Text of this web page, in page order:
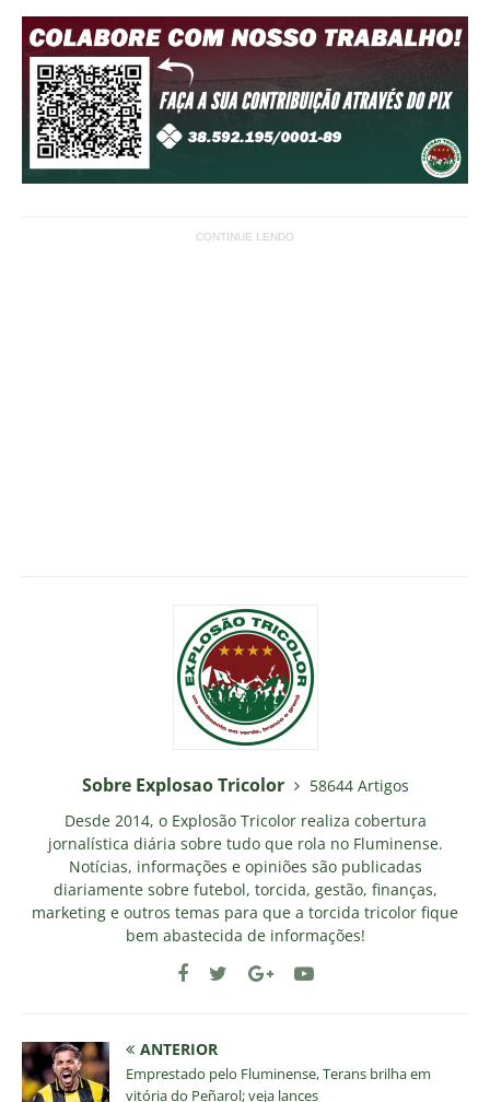
CONTINUE LENDO
Sobre Explosao Tricolor
58644 Artigos
Desde 2014, o Explosão Tricolor realiza cobertura
jornalística diária sobre tudo que rola no Fluminense.
Notícias, informações e opiniões são publicadas
diariamente sobre futebol, torcida, gestão, finanças,
marketing e outros temas para que a torcida tricolor fique
bem abastecida de informações!
ANTERIOR
Emprestado pelo Fluminense, Terans brilha em
vitória do Peñarol; veja lances